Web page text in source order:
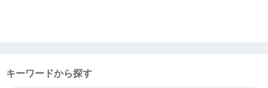
キーワードから探す